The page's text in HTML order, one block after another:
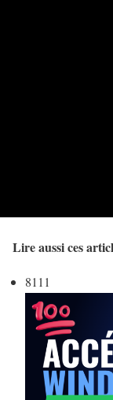
Lire aussi ces
8111